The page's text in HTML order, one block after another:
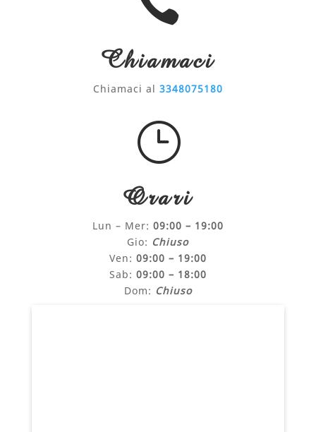
Chiamaci
Chiamaci al 3348075180
}
Orari
Lun – Mer: 09:00 – 19:00
Gio: Chiuso
Ven: 09:00 – 19:00
Sab: 09:00 – 18:00
Dom: Chiuso